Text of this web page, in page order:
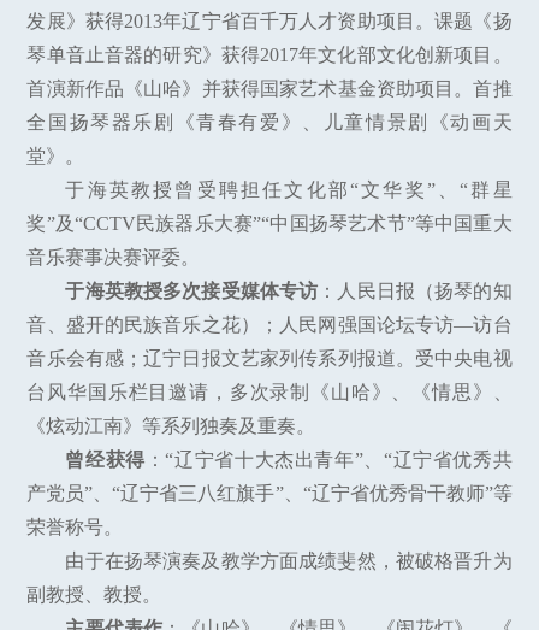
发展》获得2013年辽宁省百千万人才资助项目。课题《扬
琴单音止音器的研究》获得2017年文化部文化创新项目。
首演新作品《山哈》并获得国家艺术基金资助项目。首推
全国扬琴器乐剧《青春有爱》、儿童情景剧《动画天
堂》。
于海英教授曾受聘担任文化部“文华奖”、“群星
奖”及“CCTV民族器乐大赛”“中国扬琴艺术节”等中国重大
音乐赛事决赛评委。
于海英教授多次接受媒体专访 ：人民日报（扬琴的知
音、盛开的民族音乐之花）；人民网强国论坛专访—访台
音乐会有感；辽宁日报文艺家列传系列报道。受中央电视
台风华国乐栏目邀请，多次录制《山哈》、《情思》、
《炫动江南》等系列独奏及重奏。
曾经获得 ：“辽宁省十大杰出青年”、“辽宁省优秀共
产党员”、“辽宁省三八红旗手”、“辽宁省优秀骨干教师”等
荣誉称号。
由于在扬琴演奏及教学方面成绩斐然，被破格晋升为
副教授、教授。